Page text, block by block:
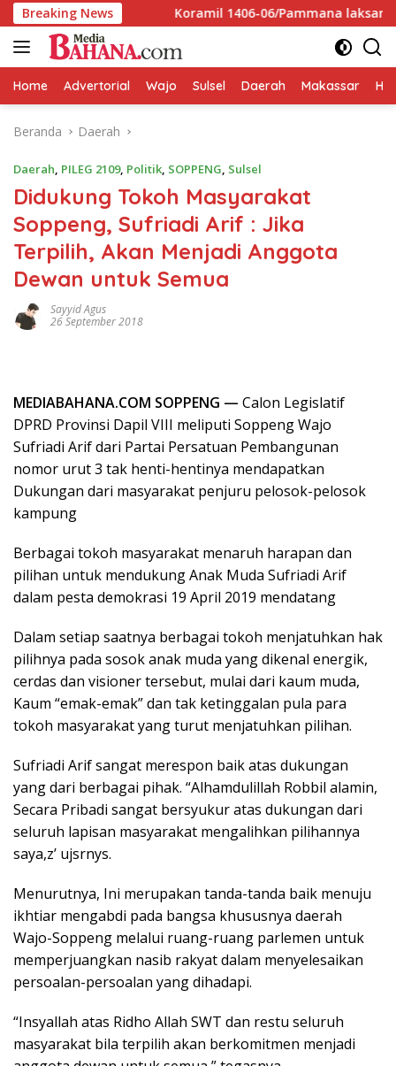
Langsung
ke
konten
Breaking News
Wajo Koramil 1406-06/Pammana laksanakan
Home Advertorial Wajo Sulsel Daerah Makassar
Beranda Daerah
Daerah, PILEG 2109, Politik, SOPPENG, Sulsel
Didukung Tokoh Masyarakat
Soppeng, Sufriadi Arif : Jika
Terpilih, Akan Menjadi Anggota
Dewan untuk Semua
Sayyid Agus
26 September 2018
MEDIABAHANA.COM SOPPENG — Calon Legislatif
DPRD Provinsi Dapil VIII meliputi Soppeng Wajo
Sufriadi Arif dari Partai Persatuan Pembangunan
nomor urut 3 tak henti-hentinya mendapatkan
Dukungan dari masyarakat penjuru pelosok-pelosok
kampung
Berbagai tokoh masyarakat menaruh harapan dan
pilihan untuk mendukung Anak Muda Sufriadi Arif
dalam pesta demokrasi 19 April 2019 mendatang
Dalam setiap saatnya berbagai tokoh menjatuhkan hak
pilihnya pada sosok anak muda yang dikenal energik,
cerdas dan visioner tersebut, mulai dari kaum muda,
Kaum “emak-emak” dan tak ketinggalan pula para
tokoh masyarakat yang turut menjatuhkan pilihan.
Sufriadi Arif sangat merespon baik atas dukungan
yang dari berbagai pihak. “Alhamdulillah Robbil alamin,
Secara Pribadi sangat bersyukur atas dukungan dari
seluruh lapisan masyarakat mengalihkan pilihannya
saya,z’ ujsrnys.
Menurutnya, Ini merupakan tanda-tanda baik menuju
ikhtiar mengabdi pada bangsa khususnya daerah
Wajo-Soppeng melalui ruang-ruang parlemen untuk
memperjuangkan nasib rakyat dalam menyelesaikan
persoalan-persoalan yang dihadapi.
“Insyallah atas Ridho Allah SWT dan restu seluruh
masyarakat bila terpilih akan berkomitmen menjadi